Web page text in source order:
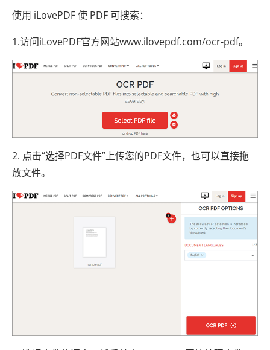
使用 iLovePDF 使 PDF 可搜索：
1.访问iLovePDF官方网站www.ilovepdf.com/ocr-pdf。
2. 点击“选择PDF文件”上传您的PDF文件，也​​可以直接拖
放文件。